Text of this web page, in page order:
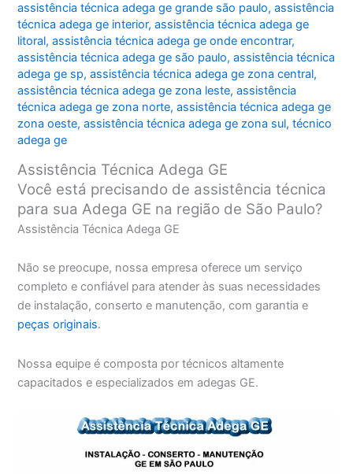
assistência técnica adega ge grande são paulo,assistência
técnica adega ge interior,assistência técnica adega ge
litoral,assistência técnica adega ge onde encontrar,
assistência técnica adega ge são paulo,assistência técnica
adega ge sp,assistência técnica adega ge zona central,
assistência técnica adega ge zona leste,assistência
técnica adega ge zona norte,assistência técnica adega ge
zona oeste,assistência técnica adega ge zona sul,técnico
adega ge
Assistência Técnica Adega GE
Você está precisando de assistência técnica
para sua Adega GE na região de São Paulo?
Assistência Técnica Adega GE
Não se preocupe, nossa empresa oferece um serviço
completo e confiável para atender às suas necessidades
de instalação, conserto e manutenção, com garantia e
peças originais.
Nossa equipe é composta por técnicos altamente
capacitados e especializados em adegas GE.